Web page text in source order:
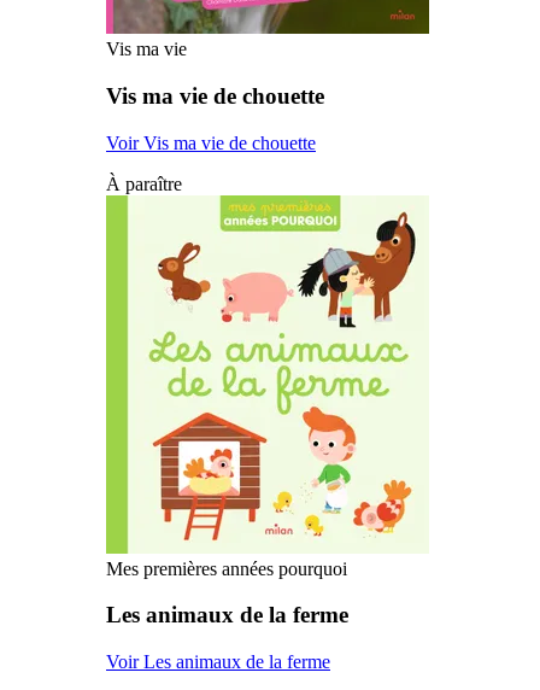
Vis ma vie
Vis ma vie de chouette
Voir Vis ma vie de chouette
À paraître
Mes premières années pourquoi
Les animaux de la ferme
Voir Les animaux de la ferme